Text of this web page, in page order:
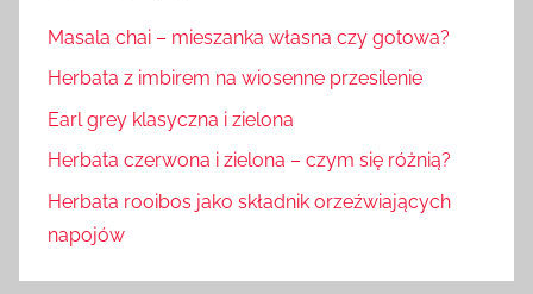
Masala chai – mieszanka własna czy gotowa?
Herbata z imbirem na wiosenne przesilenie
Earl grey klasyczna i zielona
Herbata czerwona i zielona – czym się różnią?
Herbata rooibos jako składnik orzeźwiających
napojów